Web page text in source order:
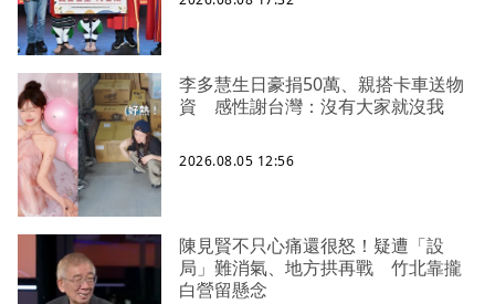
李多慧生日豪捐50萬、親搭卡車送物
資 感性謝台灣：沒有大家就沒我
2026.08.05 12:56
陳見賢不只心痛還很怒！疑遭「設
局」難消氣、地方拱再戰 竹北靠攏
白營留懸念